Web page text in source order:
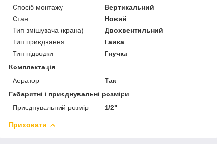
Спосіб монтажу
Вертикальний
Стан
Новий
Тип змішувача (крана)
Двохвентильний
Тип приєднання
Гайка
Тип підводки
Гнучка
Комплектація
Аератор
Так
Габаритні і приєднувальні розміри
Приєднувальний розмір
1/2"
Приховати